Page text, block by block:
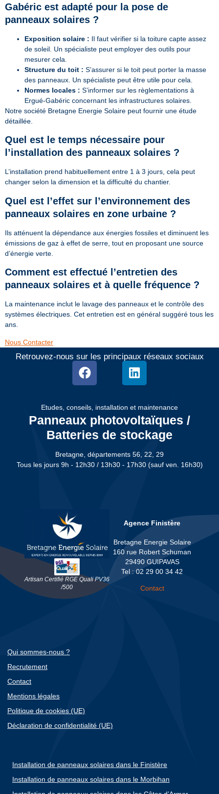
Gabéric est adapté pour la pose de
panneaux solaires ?
Exposition solaire : Il faut vérifier si la toiture capte assez
de soleil. Un spécialiste peut employer des outils pour
mesurer cela.
Structure du toit : S’assurer si le toit peut porter la masse
des panneaux. Un spécialiste peut être utile pour cela.
Normes locales : S’informer sur les règlementations à
Ergué-Gabéric concernant les infrastructures solaires.
Notre société Bretagne Energie Solaire peut fournir une étude
détaillée.
Quel est le temps nécessaire pour
l’installation des panneaux solaires ?
L’installation prend habituellement entre 1 à 3 jours, cela peut
changer selon la dimension et la difficulté du chantier.
Quel est l’effet sur l’environnement des
panneaux solaires en zone urbaine ?
Ils atténuent la dépendance aux énergies fossiles et diminuent les
émissions de gaz à effet de serre, tout en proposant une source
d’énergie verte.
Comment est effectué l’entretien des
panneaux solaires et à quelle fréquence ?
La maintenance inclut le lavage des panneaux et le contrôle des
systèmes électriques. Cet entretien est en général suggéré tous les
ans.
Nous Contacter
Retrouvez-nous sur les principaux réseaux sociaux
Etudes, conseils, installation et maintenance
Panneaux photovoltaïques /
Batteries de stockage
Bretagne, départements 56, 22, 29
Tous les jours 9h - 12h30 / 13h30 - 17h30 (sauf ven. 16h30)
Artisan Certifié RGE Quali PV36
/500
Agence Finistère
Bretagne Energie Solaire
160 rue Robert Schuman
29490 GUIPAVAS
Tel : 02 29 00 34 42
Contact
Qui sommes-nous ?
Recrutement
Contact
Mentions légales
Politique de cookies (UE)
Déclaration de confidentialité (UE)
Installation de panneaux solaires dans le Finistère
Installation de panneaux solaires dans le Morbihan